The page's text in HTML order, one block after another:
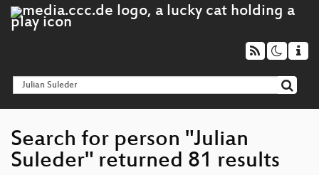
Search for person "Julian
Suleder" returned 81 results